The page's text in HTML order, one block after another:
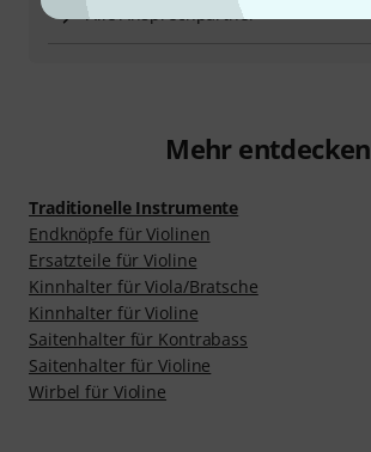
Alle Ansprechpartner
Mehr entdecken
Traditionelle Instrumente
Endknöpfe für Violinen
Ersatzteile für Violine
Kinnhalter für Viola/Bratsche
Kinnhalter für Violine
Saitenhalter für Kontrabass
Saitenhalter für Violine
Wirbel für Violine